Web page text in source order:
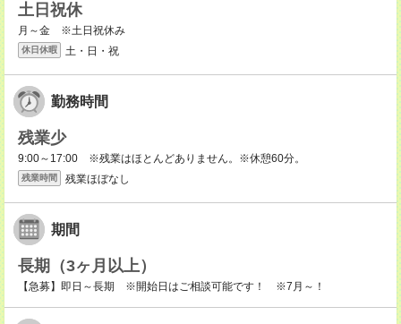
土日祝休
月～金 ※土日祝休み
休日休暇 土・日・祝
勤務時間
残業少
9:00～17:00 ※残業はほとんどありません。※休憩60分。
残業時間 残業ほぼなし
期間
長期（3ヶ月以上）
【急募】即日～長期 ※開始日はご相談可能です！ ※7月～！